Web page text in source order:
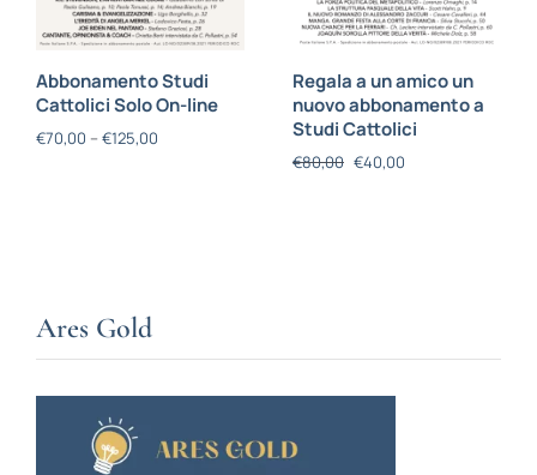
Abbonamento Studi
Cattolici Solo On-line
€70,00 – €125,00
Regala a un amico un
nuovo abbonamento a
Studi Cattolici
€80,00 €40,00
Ares Gold